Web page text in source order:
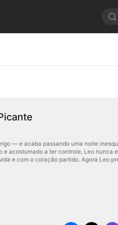
— e acaba passando uma noite
acostumado a ter controle, Leo nunca
e com o coração partido. Agora Leo